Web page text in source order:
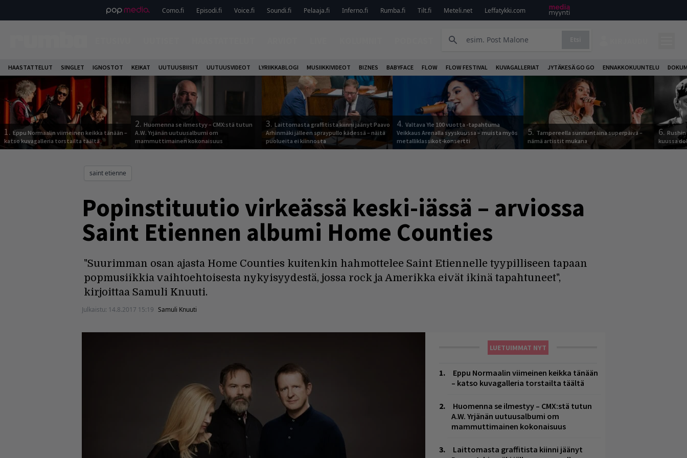
Como.fi Episodi.fi Voice.fi Soundi.fi Pelaaja.fi Inferno.fi Rumba.fi Tilt.fi Meteli.net Leffatykki.com
HAASTATTELUT SINGLET IGNOSTOT KEIKAT UUTUUSBIISIT UUTUUSVIDEOT LYRIIKKABLOGI MUSIIKKIVIDEOT BIZNES BABYFACE FLOW FLOW FESTIVAL KUVAGALLERIAT JYTÄKESÄ GO GO ENNAKKOKUUNTELU
1. Eppu Normaalin viimeinen keikka tänään –
katso kuvagalleria torstailta täältä
2. Huomenna se ilmestyy – CMX:stä tutun
A.W. Yrjänän uutuusalbumi om
mammuttimainen kokonaisuus
3. Laittomasta graffitista kiinni jäänyt Paavo
Arhinmäki jälleen spraypullo kädessä – näitä
puolueita ei kiinnosta
4. Valtava Yle 100 vuotta -tapahtuma
Veikkaus Arenalla syyskuussa – muista myös
metalliklassikot-konsertti
5. Tampereella sunnuntaina superpäivä –
nämä artistit mukana
6.
kuussa
saint etienne
Popinstituutio virkeässä keski-iässä – arviossa
Saint Etiennen albumi Home Counties
"Suurimman osan ajasta Home Counties kuitenkin hahmottelee Saint Etiennelle tyypilliseen tapaan
popmusiikkia vaihtoehtoisesta nykyisyydestä, jossa rock ja Amerikka eivät ikinä tapahtuneet",
kirjoittaa Samuli Knuuti.
Julkaistu: 14.8.2017 15:19 Samuli Knuuti
LUETUIMMAT NYT
Eppu Normaalin viimeinen keikka tänään
– katso kuvagalleria torstailta täältä
Huomenna se ilmestyy – CMX:stä tutun
A.W. Yrjänän uutuusalbumi om
mammuttimainen kokonaisuus
Laittomasta graffitista kiinni jäänyt